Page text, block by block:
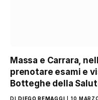
Massa e Carrara,
prenotare esami e
Botteghe della
DI DIEGO REMAGGI 10